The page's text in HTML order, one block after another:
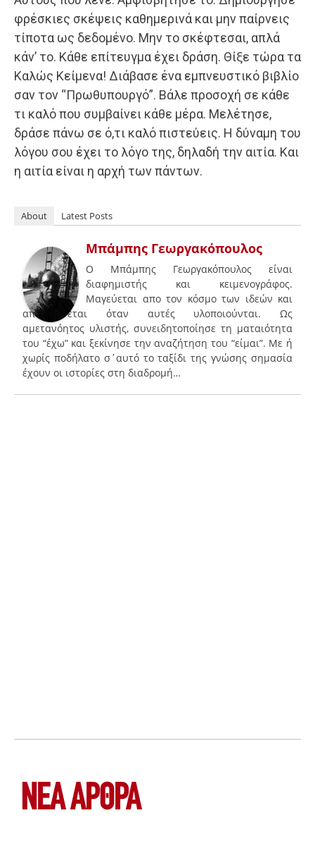
φρέσκιες σκέψεις καθημερινά και μην παίρνεις
τίποτα ως δεδομένο. Μην το σκέφτεσαι, απλά
κάν’ το. Κάθε επίτευγμα έχει δράση. Θίξε τώρα τα
Καλώς Κείμενα! Διάβασε ένα εμπνευστικό βιβλίο
σαν τον “Πρωθυπουργό”. Βάλε προσοχή σε κάθε
τι καλό που συμβαίνει κάθε μέρα. Μελέτησε,
δράσε πάνω σε ό,τι καλό πιστεύεις. Η δύναμη του
λόγου σου έχει το λόγο της, δηλαδή την αιτία. Και
η αιτία είναι η αρχή των πάντων.
About Latest Posts
Μπάμπης Γεωργακόπουλος
Ο Μπάμπης Γεωργακόπουλος είναι
διαφημιστής και κειμενογράφος.
Μαγεύεται απο τον κόσμο των ιδεών και
απογειώνεται όταν αυτές υλοποιούνται. Ως
αμετανόητος υλιστής, συνειδητοποίησε τη ματαιότητα
του “έχω” και ξεκίνησε την αναζήτηση του “είμαι”. Με ή
χωρίς ποδήλατο σ΄αυτό το ταξίδι της γνώσης σημασία
έχουν οι ιστορίες στη διαδρομή…
ΝΕΑ ΆΡΘΡΑ